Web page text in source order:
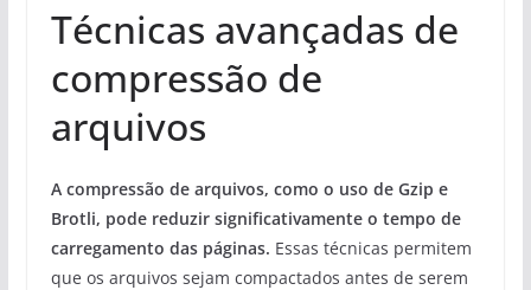
Técnicas avançadas de
compressão de
arquivos
A compressão de arquivos, como o uso de Gzip e
Brotli, pode reduzir significativamente o tempo de
carregamento das páginas. Essas técnicas permitem
que os arquivos sejam compactados antes de serem